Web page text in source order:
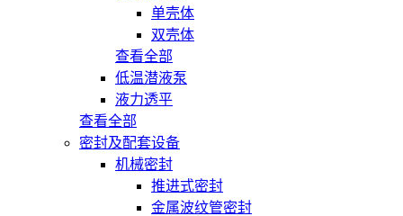
单壳体
双壳体
查看全部
低温潜液泵
液力透平
查看全部
密封及配套设备
机械密封
推进式密封
金属波纹管密封